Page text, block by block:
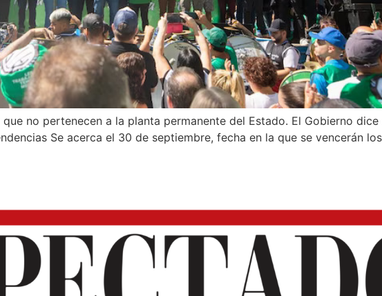
no pertenecen a la planta permanente del Estado. El Gobierno
Se acerca el 30 de septiembre, fecha en la que se vencerán